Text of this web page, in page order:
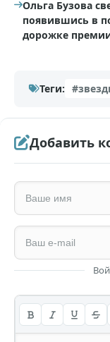
Ольга Бузова
появившись в
дорожке
Теги:
Добавить